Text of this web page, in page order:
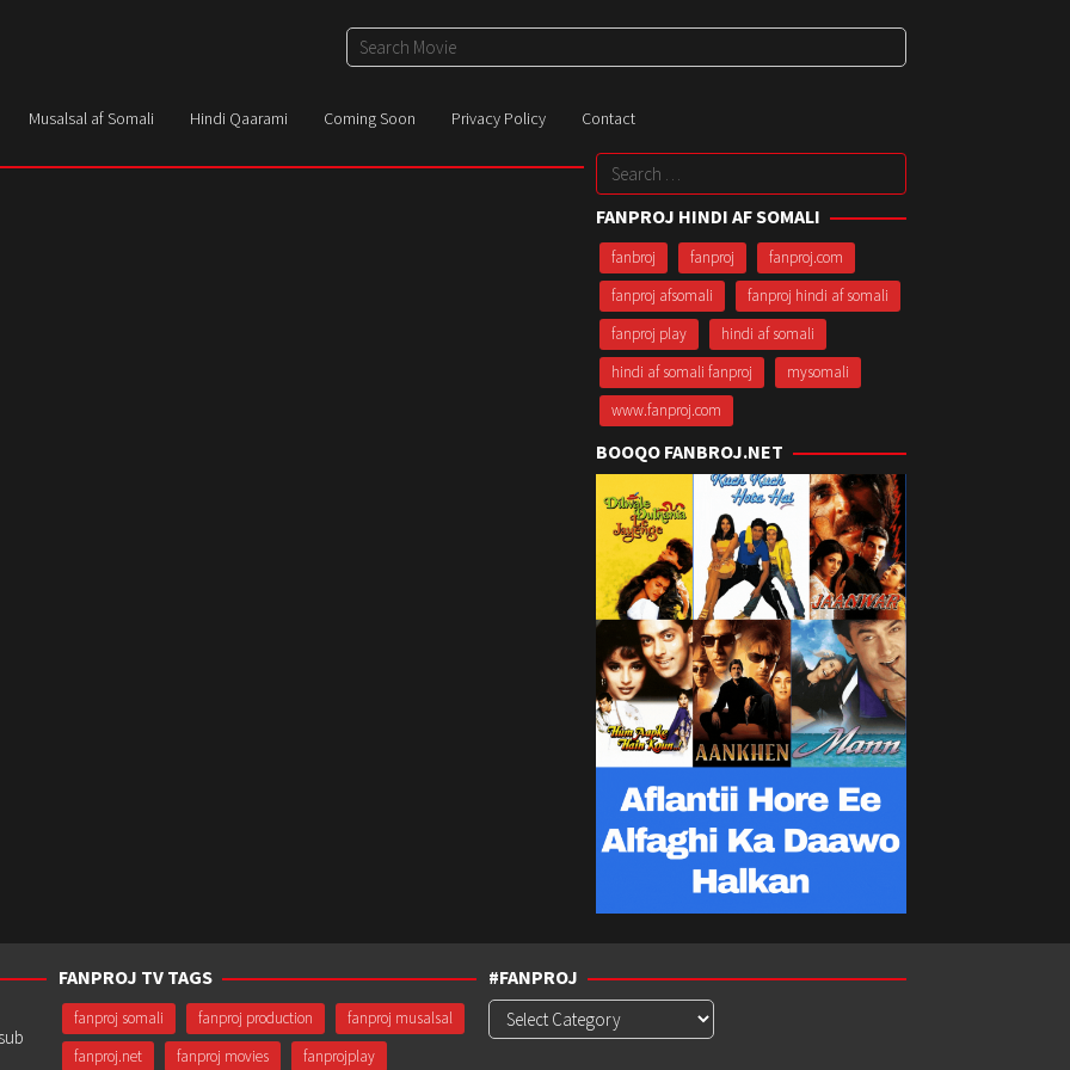
Musalsal af Somali Hindi Qaarami Coming Soon Privacy Policy Contact
Search
for:
FANPROJ HINDI AF SOMALI
fanbroj fanproj
fanproj.com
fanproj afsomali
fanproj hindi af somali
fanproj play
hindi af somali
hindi af somali fanproj
mysomali
www.fanproj.com
BOOQO FANBROJ.NET
FANPROJ TV TAGS
fanproj somali fanproj production
fanproj musalsal
fanproj.net
fanproj movies fanprojplay
#FANPROJ
#Fanproj